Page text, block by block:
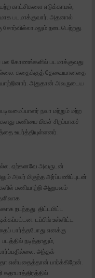
காட்சிகளை எடுக்காமல்,
படமாக்குவார். அதனால்
சோர்வில்லாமலும் நடைபெற்றது.
பல கோணங்களில் படமாக்குவது
கதைக்குத் தேவையானதை
அதுதான் அவருடைய
நவா மற்றும் மற்ற
பணியை மிகச் சிறப்பாகச்
உயர்த்தியுள்ளனர்.
ஏற்கனவே அவருடன்
அவர் மிகுந்த அர்ப்பணிப்புடன்
பணியாற்றி அனுபவம்
நடந்தது. திட்டமிட்ட
டப்பிங் உள்ளிட்ட
பார்த்தபோது எனக்கு
நடித்தாலும்,
அந்தக்
என்பதைத்தான் பார்க்கிறேன்.
கதாபாத்திரத்தில்